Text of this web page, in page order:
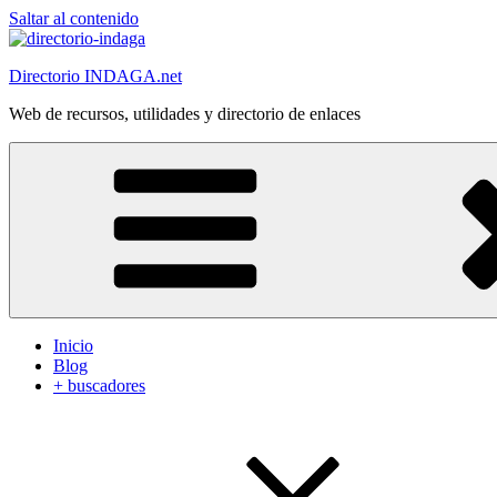
Saltar al contenido
Directorio INDAGA.net
Web de recursos, utilidades y directorio de enlaces
Inicio
Blog
+ buscadores